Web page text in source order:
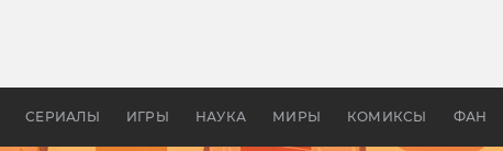
СЕРИАЛЫ ИГРЫ НАУКА МИРЫ КОМИКСЫ ФАН
апокалипсис, в России —